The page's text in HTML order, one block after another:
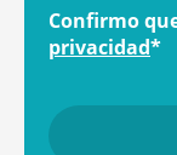
Confirmo
privacidad*